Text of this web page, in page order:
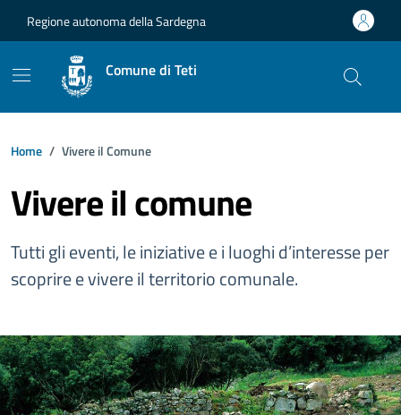
Regione autonoma della Sardegna
Comune di Teti
Home Vivere il Comune
Vivere il comune
Tutti gli eventi, le iniziative e i luoghi d’interesse per
scoprire e vivere il territorio comunale.